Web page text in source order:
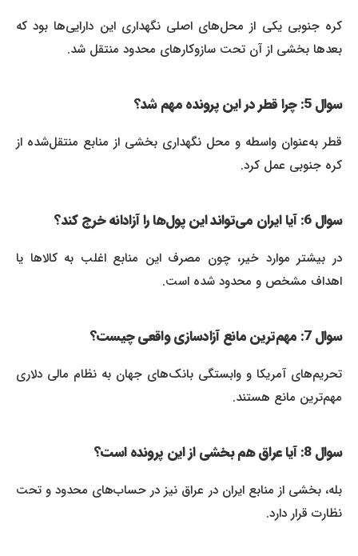
کره جنوبی یکی از محل‌های اصلی نگهداری این دارایی‌ها بود که
بعدها بخشی از آن تحت سازوکارهای محدود منتقل شد.
سوال 5: چرا قطر در این پرونده مهم شد؟
قطر به‌عنوان واسطه و محل نگهداری بخشی از منابع منتقل‌شده از
کره جنوبی عمل کرد.
سوال 6: آیا ایران می‌تواند این پول‌ها را آزادانه خرج کند؟
در بیشتر موارد خیر، چون مصرف این منابع اغلب به کالاها یا
اهداف مشخص و محدود شده است.
سوال 7: مهم‌ترین مانع آزادسازی واقعی چیست؟
تحریم‌های آمریکا و وابستگی بانک‌های جهان به نظام مالی دلاری
مهم‌ترین مانع هستند.
سوال 8: آیا عراق هم بخشی از این پرونده است؟
بله، بخشی از منابع ایران در عراق نیز در حساب‌های محدود و تحت
نظارت قرار دارد.